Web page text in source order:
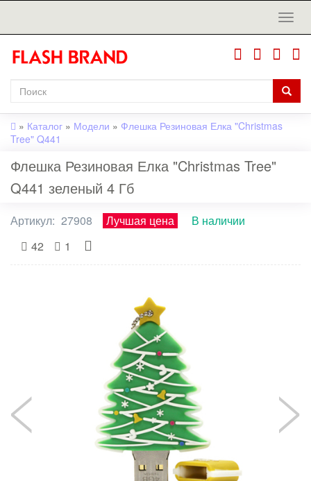
» Каталог » Модели » Флешка Резиновая Елка "Christmas
Tree" Q441
Флешка Резиновая Елка "Christmas Tree"
Q441 зеленый 4 Гб
Артикул: 27908 Лучшая цена
В наличии
42
1